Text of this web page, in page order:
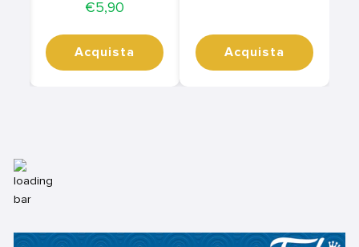
Price
€5,90
Acquista Acquista